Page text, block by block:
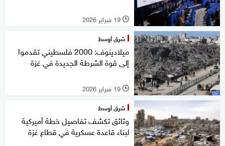
l 19 فبراير 2026
شرق أوسط
ميلادينوف: 2000 فلسطيني تقدموا
إلى قوة الشرطة الجديدة في غزة
l 19 فبراير 2026
شرق أوسط
وثائق تكشف تفاصيل خطة أميركية
لبناء قاعدة عسكرية في قطاع غزة